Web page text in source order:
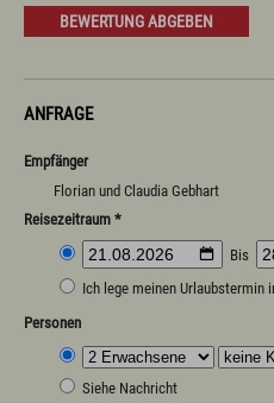
BEWERTUNG ABGEBEN
ANFRAGE
Empfänger
Florian und Claudia Gebhart
Reisezeitraum *
Bis
Ich lege meinen Urlaubstermin
Personen
Siehe Nachricht